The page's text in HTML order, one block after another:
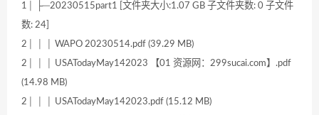
1│ ├─20230515part1 [文件夹大小:1.07 GB 子文件夹数: 0 子文件
数: 24]
2│ │ │ WAPO 20230514.pdf (39.29 MB)
2│ │ │ USATodayMay142023 【01 资源网：299sucai.com】.pdf
(14.98 MB)
2│ │ │ USATodayMay142023.pdf (15.12 MB)